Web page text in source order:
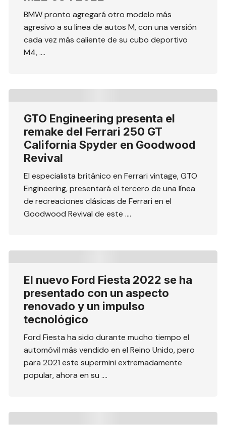
BMW pronto agregará otro modelo más
agresivo a su línea de autos M, con una versión
cada vez más caliente de su cubo deportivo
M4, ….
GTO Engineering presenta el
remake del Ferrari 250 GT
California Spyder en Goodwood
Revival
El especialista británico en Ferrari vintage, GTO
Engineering, presentará el tercero de una línea
de recreaciones clásicas de Ferrari en el
Goodwood Revival de este ….
El nuevo Ford Fiesta 2022 se ha
presentado con un aspecto
renovado y un impulso
tecnológico
Ford Fiesta ha sido durante mucho tiempo el
automóvil más vendido en el Reino Unido, pero
para 2021 este supermini extremadamente
popular, ahora en su ….